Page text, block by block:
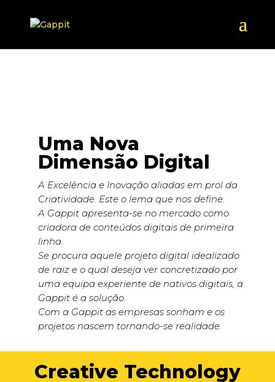
Uma Nova
Dimensão Digital
A Excelência e Inovação aliadas em prol da
Criatividade. Este o lema que nos define.
A Gappit apresenta-se no mercado como
criadora de conteúdos digitais de primeira
linha.
Se procura aquele projeto digital idealizado
de raiz e o qual deseja ver concretizado por
uma equipa experiente de nativos digitais, a
Gappit é a solução.
Com a Gappit as empresas sonham e os
projetos nascem tornando-se realidade.
Creative Technology